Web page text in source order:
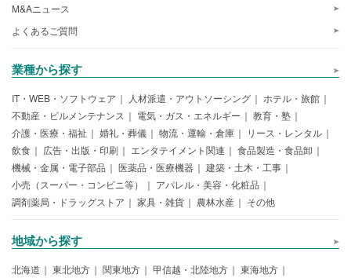
M&Aニュース
よくあるご質問
業種から探す
IT・WEB・ソフトウェア 人材派遣・アウトソーシング
ホテル・旅館
不動産・ビルメンテナンス
電気・ガス・エネルギー
教育・塾
介護・医療・福祉
婚礼・葬儀 物流・運輸・倉庫
リース・レンタル
飲食
広告・出版・印刷 エンタテイメント関連
食品製造・食品卸
機械・金属・電子部品
医薬品・医療機器
建築・土木・工事
小売（スーパー・コンビニ等）
アパレル・美容・化粧品
調剤薬局・ドラッグストア
家具・雑貨 農林水産 その他
地域から探す
北海道 東北地方 関東地方 甲信越・北陸地方
東海地方